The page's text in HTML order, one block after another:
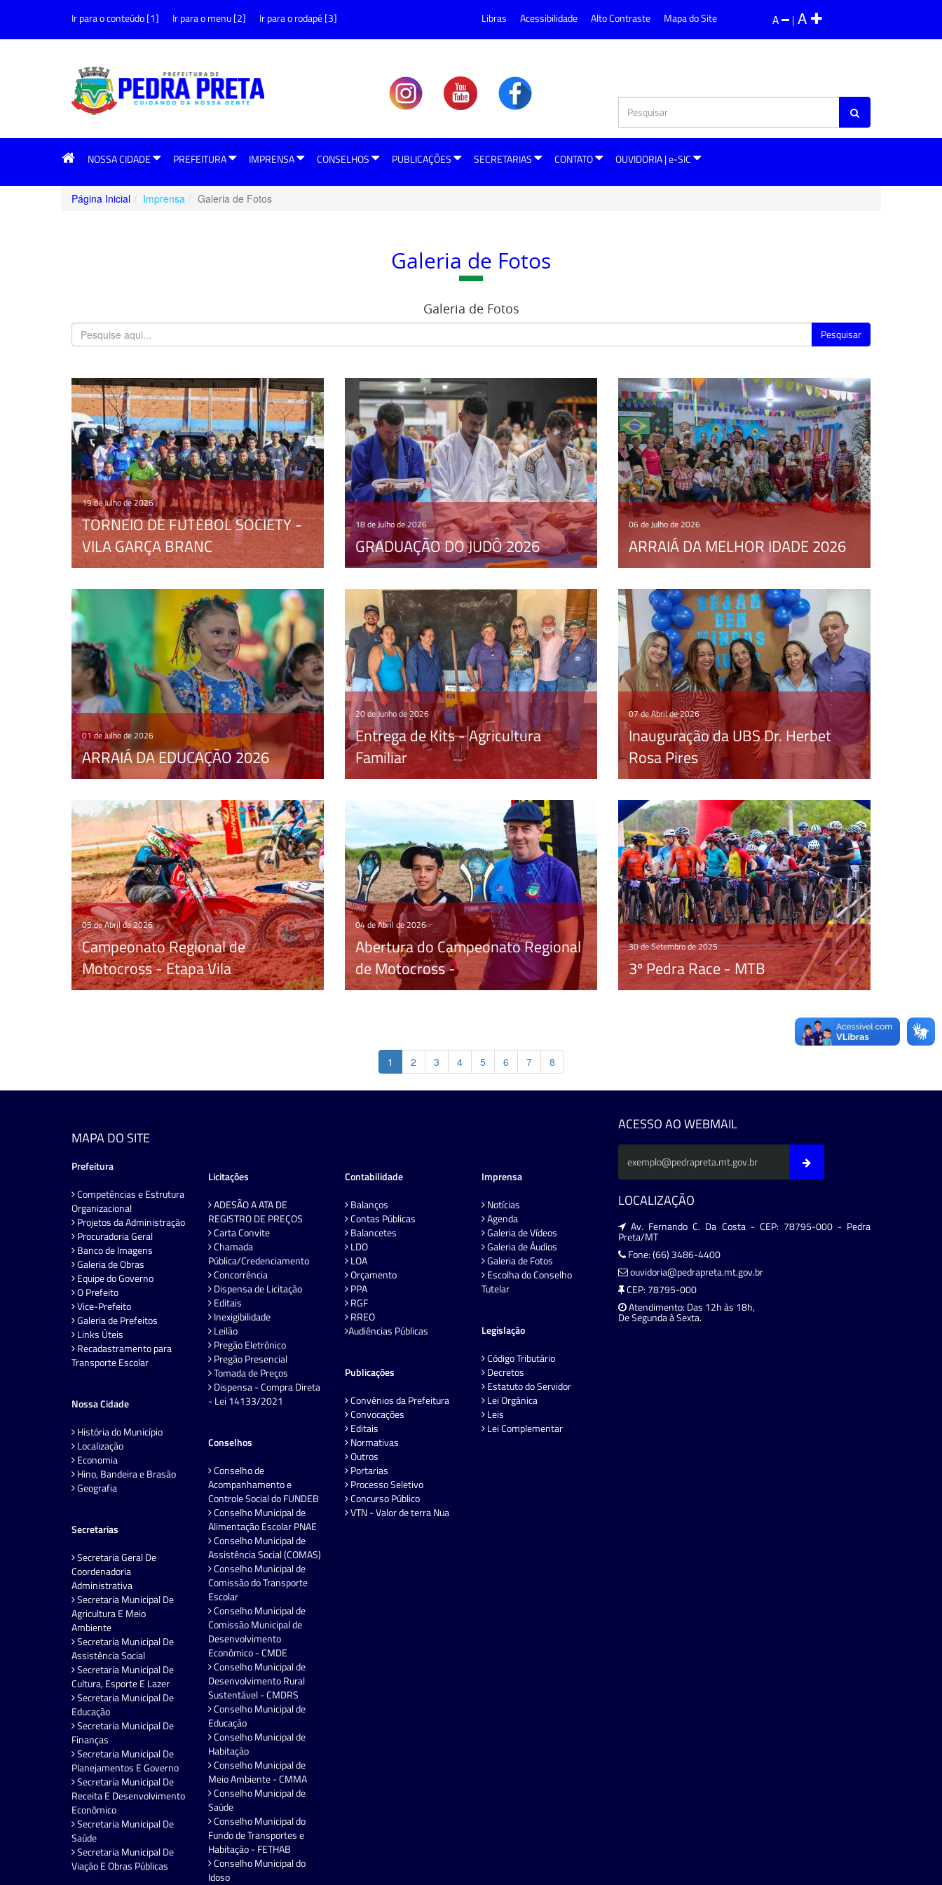
Ir para o conteúdo [1] Ir para o menu [2] Ir para o rodapé [3] A | A
Libras Acessibilidade Alto Contraste Mapa do Site
NOSSA CIDADE PREFEITURA IMPRENSA CONSELHOS PUBLICAÇÕES SECRETARIAS CONTATO OUVIDORIA | e-SIC
Página Inicial Imprensa Galeria de Fotos
Galeria de Fotos
Galeria de Fotos
Pesquisar
19 de Julho de 2026
TORNEIO DE FUTEBOL SOCIETY -
VILA GARÇA BRANC
18 de Julho de 2026
GRADUAÇÃO DO JUDÔ 2026
06 de Julho de 2026
ARRAIÁ DA MELHOR IDADE 2026
01 de Julho de 2026
ARRAIÁ DA EDUCAÇÃO 2026
20 de Junho de 2026
Entrega de Kits - Agricultura
Familiar
07 de Abril de 2026
Inauguração da UBS Dr. Herbet
Rosa Pires
05 de Abril de 2026
Campeonato Regional de
Motocross - Etapa Vila
04 de Abril de 2026
Abertura do Campeonato Regional
de Motocross -
30 de Setembro de 2025
3º Pedra Race - MTB
1 2 3 4 5 6 7 8
MAPA DO SITE
Prefeitura
Competências e Estrutura
Organizacional
Projetos da Administração
Procuradoria Geral
Banco de Imagens
Galeria de Obras
Equipe do Governo
O Prefeito
Vice-Prefeito
Galeria de Prefeitos
Links Úteis
Recadastramento para
Transporte Escolar
Nossa Cidade
História do Município
Localização
Economia
Hino, Bandeira e Brasão
Geografia
Secretarias
Secretaria Geral De
Coordenadoria
Administrativa
Secretaria Municipal De
Agricultura E Meio
Ambiente
Secretaria Municipal De
Assistência Social
Secretaria Municipal De
Cultura, Esporte E Lazer
Secretaria Municipal De
Educação
Secretaria Municipal De
Finanças
Secretaria Municipal De
Planejamentos E Governo
Secretaria Municipal De
Receita E Desenvolvimento
Econômico
Secretaria Municipal De
Saúde
Secretaria Municipal De
Viação E Obras Públicas
Licitações
ADESÃO A ATA DE
REGISTRO DE PREÇOS
Carta Convite
Chamada
Pública/Credenciamento
Concorrência
Dispensa de Licitação
Editais
Inexigibilidade
Leilão
Pregão Eletrônico
Pregão Presencial
Tomada de Preços
Dispensa - Compra Direta
- Lei 14133/2021
Conselhos
Conselho de
Acompanhamento e
Controle Social do FUNDEB
Conselho Municipal de
Alimentação Escolar PNAE
Conselho Municipal de
Assistência Social (COMAS)
Conselho Municipal de
Comissão do Transporte
Escolar
Conselho Municipal de
Comissão Municipal de
Desenvolvimento
Econômico - CMDE
Conselho Municipal de
Desenvolvimento Rural
Sustentável - CMDRS
Conselho Municipal de
Educação
Conselho Municipal de
Habitação
Conselho Municipal de
Meio Ambiente - CMMA
Conselho Municipal de
Saúde
Conselho Municipal do
Fundo de Transportes e
Habitação - FETHAB
Conselho Municipal do
Idoso
Contabilidade
Balanços
Contas Públicas
Balancetes
LDO
LOA
Orçamento
PPA
RGF
RREO
Audiências Públicas
Publicações
Convênios da Prefeitura
Convocações
Editais
Normativas
Outros
Portarias
Processo Seletivo
Concurso Público
VTN - Valor de terra Nua
Imprensa
Notícias
Agenda
Galeria de Vídeos
Galeria de Áudios
Galeria de Fotos
Escolha do Conselho
Tutelar
Legislação
Código Tributário
Decretos
Estatuto do Servidor
Lei Orgânica
Leis
Lei Complementar
ACESSO AO WEBMAIL
LOCALIZAÇÃO
Av. Fernando C. Da Costa - CEP: 78795-000 - Pedra
Preta/MT
Fone: (66) 3486-4400
ouvidoria@pedrapreta.mt.gov.br
CEP: 78795-000
Atendimento: Das 12h às 18h,
De Segunda à Sexta.